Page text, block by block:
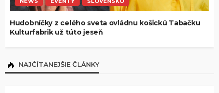
Hudobníčky z celého sveta ovládnu košickú Tabačku
Kulturfabrik už túto jeseň
NAJČÍTANEJŠIE ČLÁNKY